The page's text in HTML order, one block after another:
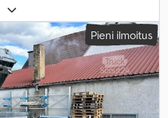
2 100 mm
3,4 m³, väri:hopea,
2 163 mm, Pieni ilmoitus